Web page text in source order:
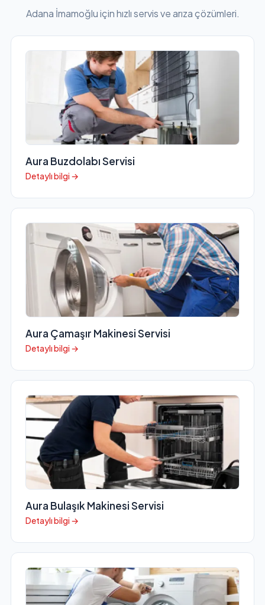
Adana İmamoğlu için hızlı servis ve arıza çözümleri.
Aura Buzdolabı Servisi
Detaylı bilgi →
Aura Çamaşır Makinesi Servisi
Detaylı bilgi →
Aura Bulaşık Makinesi Servisi
Detaylı bilgi →